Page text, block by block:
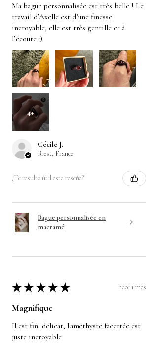
Ma bague personnalisée est très belle ! Le
travail d’Axelle est d’une finesse
incroyable, elle est très gentille et à
l’écoute :)
4+
Cécile J.
Brest, France
¿Te resultó útil esta reseña?
Bague personnalisée en
macramé
★ ★ ★ ★ ★ hace 1 mes
Magnifique
Il est fin, délicat, l'améthyste facettée est
juste incroyable